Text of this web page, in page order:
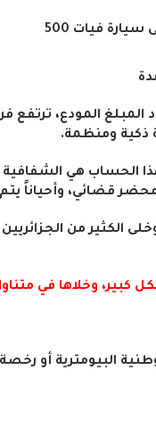
فيات 500
المبلغ المودع،
ذكية ومنظمة.
الحساب هي الشفافية
قضائي، وأحياناً
وخلى الكثير من
وخلاها في
البيومترية أو